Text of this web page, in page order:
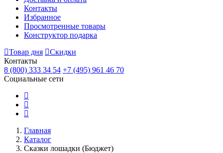
Контакты
Избранное
Просмотренные товары
Конструктор подарка
Товар дня
Скидки
Контакты
8 (800) 333 34 54 +7 (495) 961 46 70
Социальные сети
Главная
Каталог
Сказки лошадки (Бюджет)